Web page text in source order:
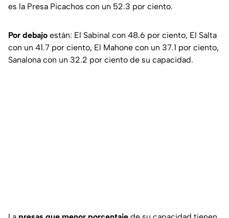
es la Presa Picachos con un 52.3 por ciento.
Por debajo están: El Sabinal con 48.6 por ciento, El Salta
con un 41.7 por ciento, El Mahone con un 37.1 por ciento,
Sanalona con un 32.2 por ciento de su capacidad.